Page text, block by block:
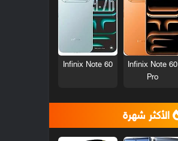
Infinix Note 60
Pro
Infinix Note 60
الأكثر شهرة